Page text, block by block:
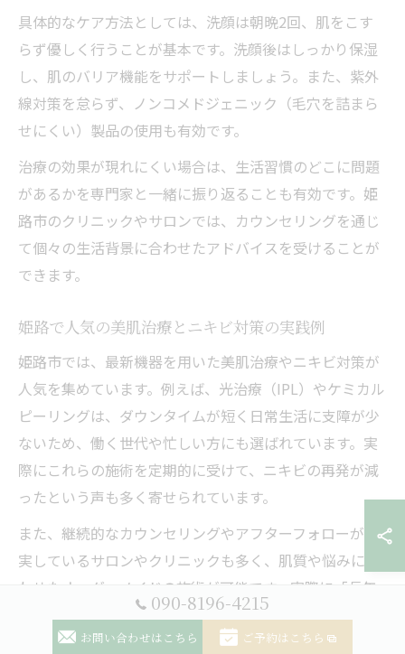
具体的なケア方法としては、洗顔は朝晩2回、肌をこす
らず優しく行うことが基本です。洗顔後はしっかり保湿
し、肌のバリア機能をサポートしましょう。また、紫外
線対策を怠らず、ノンコメドジェニック（毛穴を詰まら
せにくい）製品の使用も有効です。
治療の効果が現れにくい場合は、生活習慣のどこに問題
があるかを専門家と一緒に振り返ることも有効です。姫
路市のクリニックやサロンでは、カウンセリングを通じ
て個々の生活背景に合わせたアドバイスを受けることが
できます。
姫路で人気の美肌治療とニキビ対策の実践例
姫路市では、最新機器を用いた美肌治療やニキビ対策が
人気を集めています。例えば、光治療（IPL）やケミカル
ピーリングは、ダウンタイムが短く日常生活に支障が少
ないため、働く世代や忙しい方にも選ばれています。実
際にこれらの施術を定期的に受けて、ニキビの再発が減
ったという声も多く寄せられています。
また、継続的なカウンセリングやアフターフォローが充
実しているサロンやクリニックも多く、肌質や悩みに合
わせたオーダーメイドの施術が可能です。実際に「長年
悩んでいたニキビ跡が薄くなり、自信を持って外出でき
るようになった」という利用者の体験談も見られます。
090-8196-4215
お問い合わせはこちら ご予約はこちら